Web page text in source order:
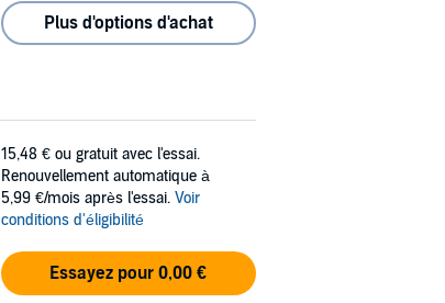
Plus d'options d'achat
15,48 € ou gratuit avec l'essai.
Renouvellement automatique à
5,99 €/mois après l'essai. Voir
conditions d'éligibilité
Essayez pour 0,00 €